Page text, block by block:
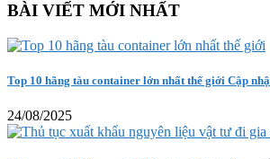
BÀI VIẾT MỚI NHẤT
Top 10 hãng tàu container lớn nhất thế giới Cập
24/08/2025